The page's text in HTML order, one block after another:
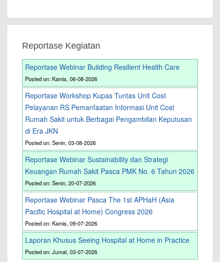
Reportase Kegiatan
Reportase Webinar Building Resilient Health Care
Posted on: Kamis, 06-08-2026
Reportase Workshop Kupas Tuntas Unit Cost
Pelayanan RS Pemanfaatan Informasi Unit Cost
Rumah Sakit untuk Berbagai Pengambilan Keputusan
di Era JKN
Posted on: Senin, 03-08-2026
Reportase Webinar Sustainability dan Strategi
Keuangan Rumah Sakit Pasca PMK No. 6 Tahun 2026
Posted on: Senin, 20-07-2026
Reportase Webinar Pasca The 1st APHaH (Asia
Pacific Hospital at Home) Congress 2026
Posted on: Kamis, 09-07-2026
Laporan Khusus Seeing Hospital at Home in Practice
Posted on: Jumat, 03-07-2026